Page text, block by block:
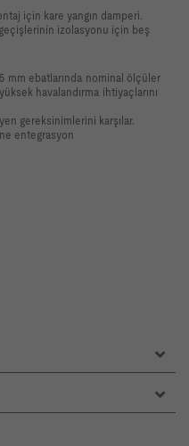
için kare yangın damperi.
geçişlerinin izolasyonu için beş
mm ebatlarında nominal ölçüler
havalandırma ihtiyaçlarını
gereksinimlerini karşılar.
entegrasyon